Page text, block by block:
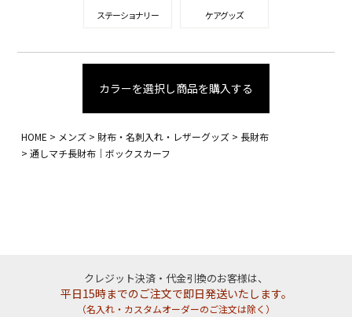
ステーショナリー ケアグッズ
カラーを選択し商品を購入する
HOME メンズ 財布・名刺入れ・レザーグッズ
長財布
通しマチ長財布｜ボックスカーフ
クレジット決済・代金引換のお客様は、
平日15時までのご注文で即日発送いたします。
（名入れ・カスタムオーダーのご注文は除く）